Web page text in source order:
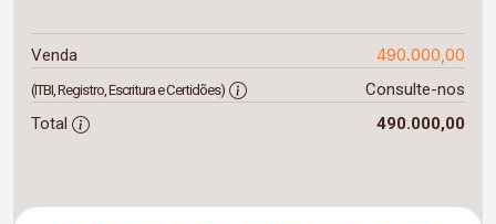
Venda 490.000,00
(ITBI, Registro, Escritura e Certidões)
Consulte-nos
Total
490.000,00